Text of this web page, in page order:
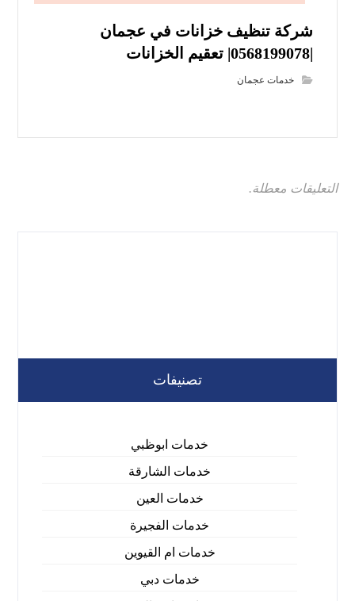
شركة تنظيف خزانات في عجمان
|0568199078| تعقيم الخزانات
خدمات عجمان
التعليقات معطلة.
تصنيفات
خدمات ابوظبي
خدمات الشارقة
خدمات العين
خدمات الفجيرة
خدمات ام القيوين
خدمات دبي